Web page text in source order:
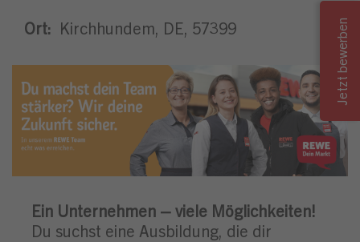
Ort: Kirchhundem, DE, 57399
Ein Unternehmen – viele Möglichkeiten!
Du suchst eine Ausbildung, die dir